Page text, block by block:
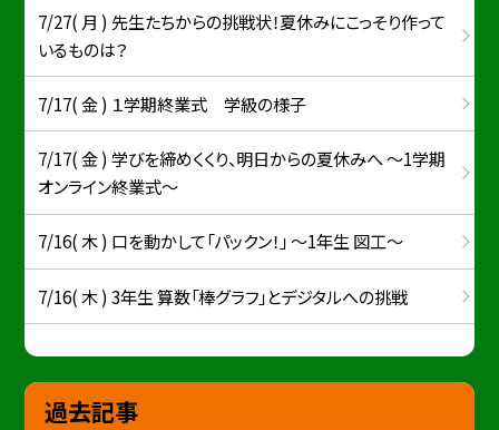
7/27( 月 ) 先生たちからの挑戦状！夏休みにこっそり作って
いるものは？
7/17( 金 ) １学期終業式 学級の様子
7/17( 金 ) 学びを締めくくり、明日からの夏休みへ ～1学期
オンライン終業式～
7/16( 木 ) 口を動かして「パックン！」 ～1年生 図工～
7/16( 木 ) 3年生 算数「棒グラフ」とデジタルへの挑戦
過去記事